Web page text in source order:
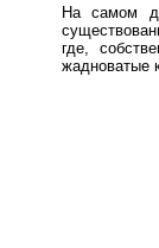
На самом
где,
жадноватые